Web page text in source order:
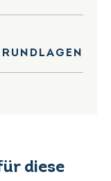
diese